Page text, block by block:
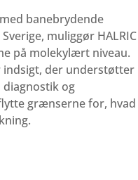
banebrydende
muliggør HALRIC
på molekylært niveau.
indsigt, der understøtter
og
grænserne for, hvad